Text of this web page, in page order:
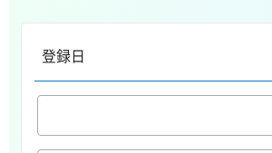
登録日